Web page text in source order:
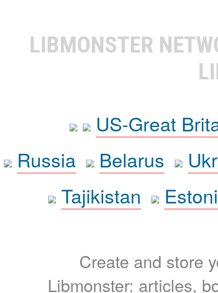
LIBMONSTER
US-Great
Russia
Belarus
Tajikistan
Create and store
Libmonster: articles,